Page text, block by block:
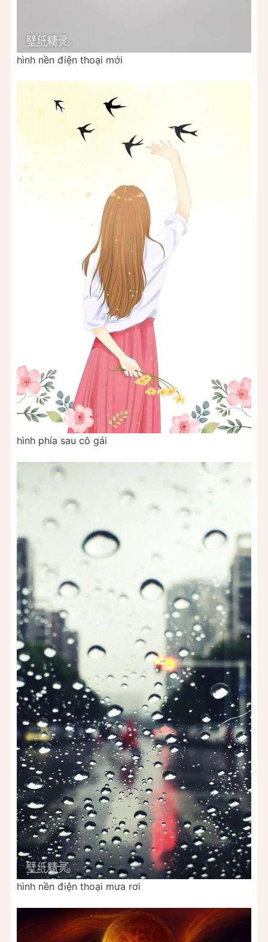
hình nền điện thoại mới
hình phía sau cô gái
hình nền điện thoại mưa rơi